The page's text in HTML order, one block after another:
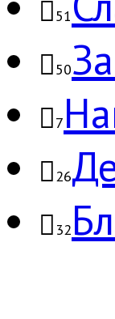
51
50
7
26
32